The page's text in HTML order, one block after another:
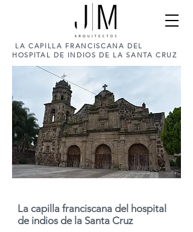
LA CAPILLA FRANCISCANA DEL
HOSPITAL DE INDIOS DE LA SANTA CRUZ
La capilla franciscana del hospital
de indios de la Santa Cruz